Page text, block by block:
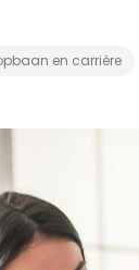
en carrière